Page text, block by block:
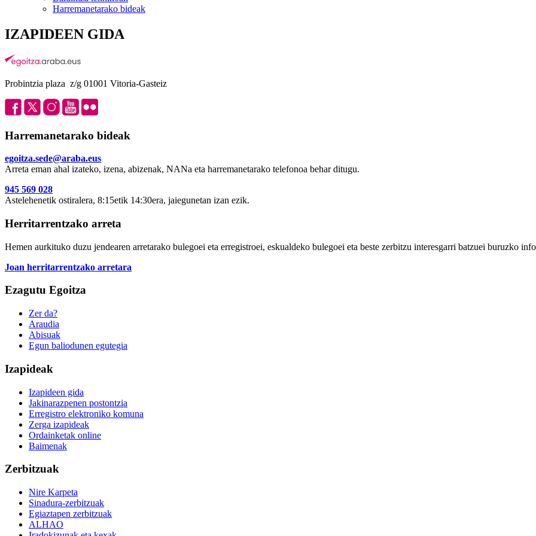
Harremanetarako bideak
IZAPIDEEN GIDA
Probintzia plaza z/g 01001 Vitoria-Gasteiz
Harremanetarako bideak
egoitza.sede@araba.eus
Arreta eman ahal izateko, izena, abizenak, NANa eta harremanetarako telefonoa behar ditugu.
945 569 028
Astelehenetik ostiralera, 8:15etik 14:30era, jaiegunetan izan ezik.
Herritarrentzako arreta
Hemen aurkituko duzu jendearen arretarako bulegoei eta erregistroei, eskualdeko bulegoei eta beste zerbitzu interesgarri batzuei buruzko
Joan herritarrentzako arretara
Ezagutu Egoitza
Zer da?
Araudia
Abisuak
Egun baliodunen egutegia
Izapideak
Izapideen gida
Jakinarazpenen postontzia
Erregistro elektroniko komuna
Zerga izapideak
Ordainketak online
Baimenak
Zerbitzuak
Nire Karpeta
Sinadura-zerbitzuak
Egiaztapen zerbitzuak
ALHAO